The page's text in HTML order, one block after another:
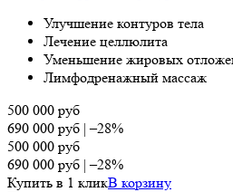
Улучшение контуров тела
Лечение целлюлита
Уменьшение жировых
Лимфодренажный массаж
500 000 руб
690 000 руб |–28%
500 000 руб
690 000 руб |–28%
Купить в 1 кликВ корзину